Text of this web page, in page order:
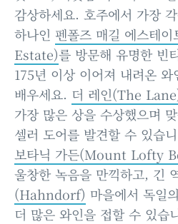
감상하세요. 호주에서 가장
하나인 펜폴즈 매길 에스테
Estate)를 방문해 유명한 빈
175년 이상 이어져 내려온
배우세요. 더 레인(The
가장 많은 상을 수상했으며
셀러 도어를 발견할 수 있습
보타닉 가든(Mount Lofty
울창한 녹음을 만끽하고, 긴
(Hahndorf) 마을에서 독일
더 많은 와인을 접할 수 있습